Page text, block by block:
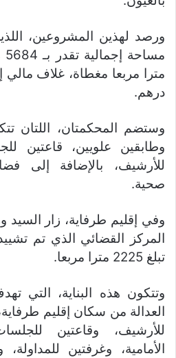
ورصد لهذين المشروعين،
درهم.
وستضم المحكمتان، اللتان
وطابقين علويين، قاعتين
للأرشيف، بالإضافة إلى
صحية.
وفي إقليم طرفاية، زار السيد
المركز القضائي الذي تم
تبلغ 2225 مترا مربعا.
وتتكون هذه البناية، التي
للأرشيف، وقاعتين
الأمامية، وغرفتين